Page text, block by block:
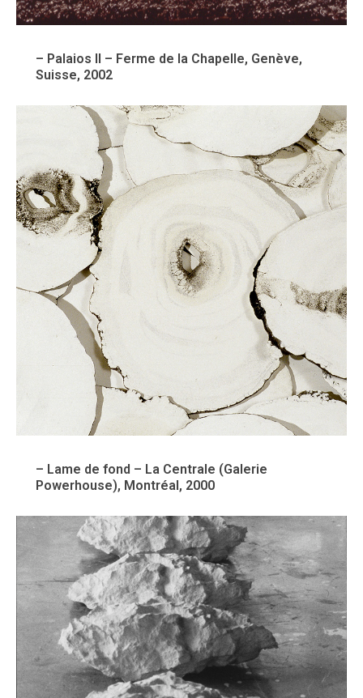
– Palaios II – Ferme de la Chapelle, Genève,
Suisse, 2002
– Lame de fond – La Centrale (Galerie
Powerhouse), Montréal, 2000